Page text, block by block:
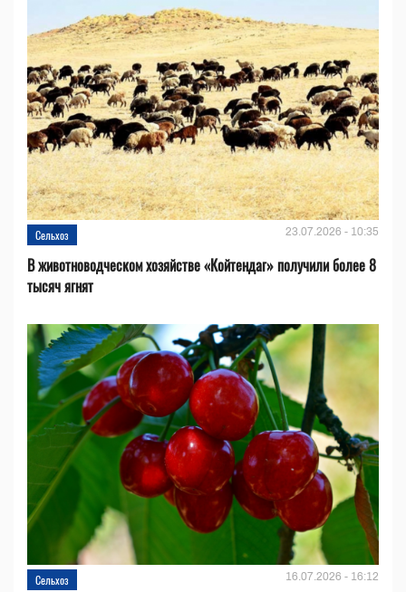
Сельхоз 23.07.2026 - 10:35
В животноводческом хозяйстве «Койтендаг» получили более 8
тысяч ягнят
Сельхоз 16.07.2026 - 16:12